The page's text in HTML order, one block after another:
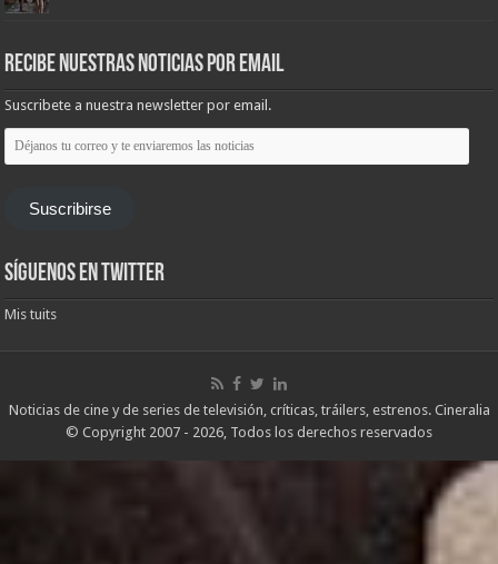
Recibe nuestras noticias por email
Suscribete a nuestra newsletter por email.
Déjanos
tu
correo
enviaremos
Suscribirse
Síguenos en Twitter
Mis tuits
Noticias de cine y de series de televisión, críticas, tráilers, estrenos. Cineralia
© Copyright 2007 - 2026, Todos los derechos reservados